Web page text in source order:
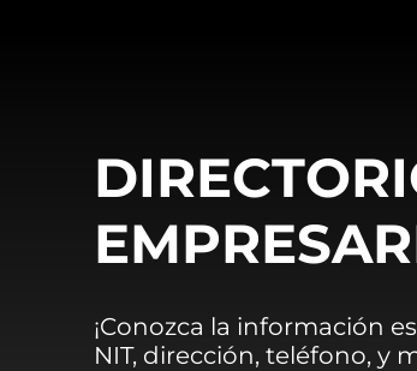
¡Conozca la información
NIT, dirección, teléfono, y